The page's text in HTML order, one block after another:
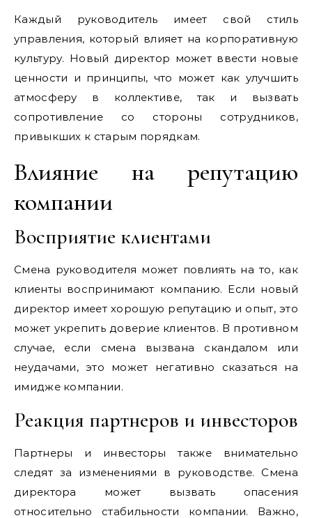
Каждый руководитель имеет свой стиль
управления, который влияет на корпоративную
культуру. Новый директор может ввести новые
ценности и принципы, что может как улучшить
атмосферу в коллективе, так и вызвать
сопротивление со стороны сотрудников,
привыкших к старым порядкам.
Влияние на репутацию
компании
Восприятие клиентами
Смена руководителя может повлиять на то, как
клиенты воспринимают компанию. Если новый
директор имеет хорошую репутацию и опыт, это
может укрепить доверие клиентов. В противном
случае, если смена вызвана скандалом или
неудачами, это может негативно сказаться на
имидже компании.
Реакция партнеров и инвесторов
Партнеры и инвесторы также внимательно
следят за изменениями в руководстве. Смена
директора может вызвать опасения
относительно стабильности компании. Важно,